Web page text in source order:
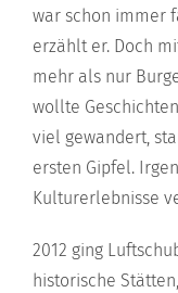
war schon immer
erzählt er. Doch
mehr als nur
wollte
viel gewandert,
ersten Gipfel.
Kulturerlebnisse
2012 ging
historische